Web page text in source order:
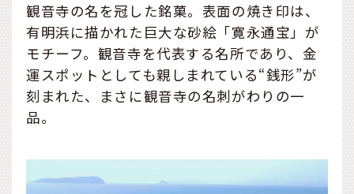
観音寺の名を冠した銘菓。表面の焼き印は、
有明浜に描かれた巨大な砂絵「寛永通宝」が
モチーフ。観音寺を代表する名所であり、金
運スポットとしても親しまれている“銭形”が
刻まれた、まさに観音寺の名刺がわりの一
品。